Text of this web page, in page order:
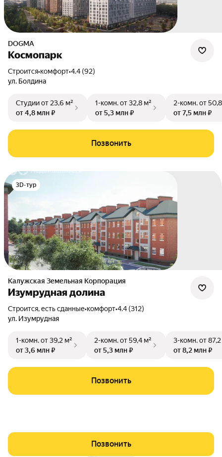
DOGMA
Космопарк
Строится•комфорт•4.4 (92)
ул. Болдина
Студииот 23,6 м²
от 4,8 млн ₽
1-комн.от 32,8 м²
от 5,3 млн ₽
2-комн.от
от 7,5 млн ₽
Позвонить
3D-тур
Калужская Земельная Корпорация
Изумрудная долина
Строится, есть сданные•комфорт•4.4 (312)
ул. Изумрудная
1-комн.от 39,2 м²
от 3,6 млн ₽
2-комн.от 59,4 м²
от 5,3 млн ₽
3-комн.от
от 8,2 млн ₽
Позвонить
Позвонить